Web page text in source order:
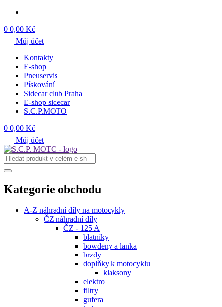
0 0,00 Kč
Můj účet
Kontakty
E-shop
Pneuservis
Pískování
Sidecar club Praha
E-shop sidecar
S.C.P.MOTO
0 0,00 Kč
Můj účet
Kategorie obchodu
A-Z náhradní díly na motocykly
ČZ náhradní díly
ČZ - 125 A
blatníky
bowdeny a lanka
brzdy
doplňky k motocyklu
klaksony
elektro
filtry
gufera